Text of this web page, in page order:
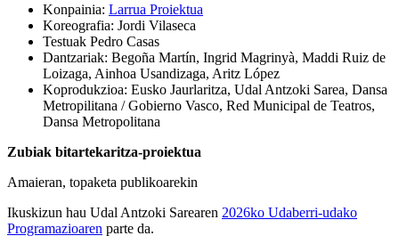
Konpainia: Larrua Proiektua
Koreografia: Jordi Vilaseca
Testuak Pedro Casas
Dantzariak: Begoña Martín, Ingrid Magrinyà, Maddi Ruiz de
Loizaga, Ainhoa Usandizaga, Aritz López
Koprodukzioa: Eusko Jaurlaritza, Udal Antzoki Sarea, Dansa
Metropilitana / Gobierno Vasco, Red Municipal de Teatros,
Dansa Metropolitana
Zubiak bitartekaritza-proiektua
Amaieran, topaketa publikoarekin
Ikuskizun hau Udal Antzoki Sarearen 2026ko Udaberri-udako
Programazioaren parte da.